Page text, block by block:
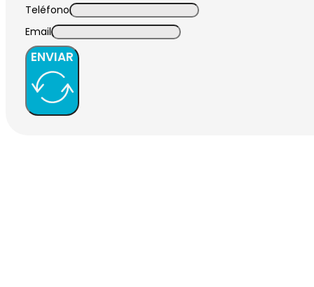
Teléfono
Email
ENVIAR